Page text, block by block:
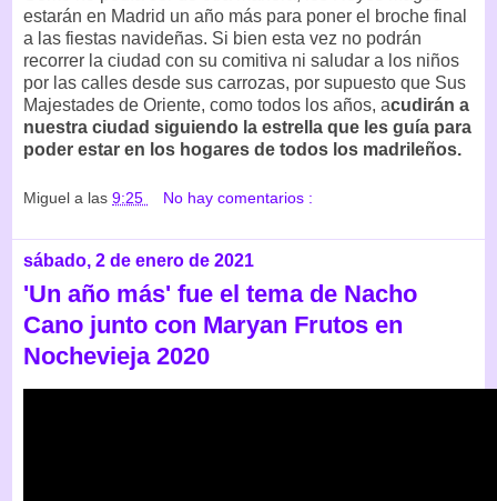
estarán en Madrid un año más para poner el broche final
a las fiestas navideñas. Si bien esta vez no podrán
recorrer la ciudad con su comitiva ni saludar a los niños
por las calles desde sus carrozas, por supuesto que Sus
Majestades de Oriente, como todos los años, acudirán a
nuestra ciudad siguiendo la estrella que les guía para
poder estar en los hogares de todos los madrileños.
Miguel a las 9:25 No hay comentarios :
sábado, 2 de enero de 2021
'Un año más' fue el tema de Nacho
Cano junto con Maryan Frutos en
Nochevieja 2020